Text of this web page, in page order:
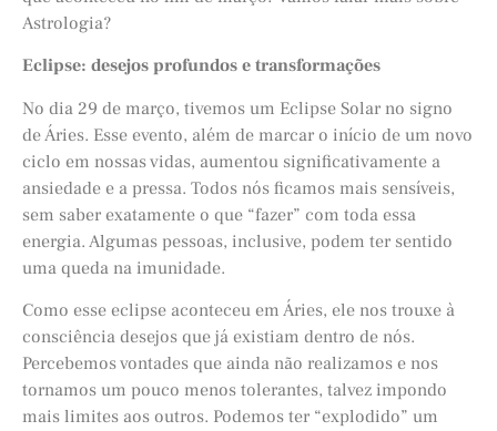
Astrologia?
Eclipse: desejos profundos e transformações
No dia 29 de março, tivemos um Eclipse Solar no signo
de Áries. Esse evento, além de marcar o início de um novo
ciclo em nossas vidas, aumentou significativamente a
ansiedade e a pressa. Todos nós ficamos mais sensíveis,
sem saber exatamente o que “fazer” com toda essa
energia. Algumas pessoas, inclusive, podem ter sentido
uma queda na imunidade.
Como esse eclipse aconteceu em Áries, ele nos trouxe à
consciência desejos que já existiam dentro de nós.
Percebemos vontades que ainda não realizamos e nos
tornamos um pouco menos tolerantes, talvez impondo
mais limites aos outros. Podemos ter “explodido” um